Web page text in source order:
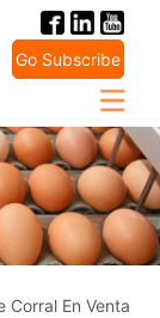
Go Subscribe
Corral En Venta